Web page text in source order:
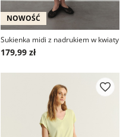
NOWOŚĆ
Sukienka midi z nadrukiem w kwiaty
179,99 zł